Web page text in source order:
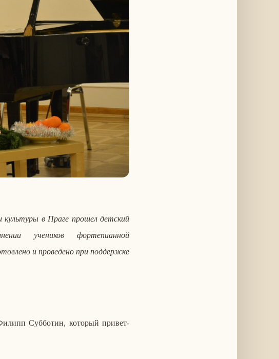
куль­ту­ры в Праге прошел дет­ский
уче­ни­ков фор­те­пи­ан­ной
и про­ве­де­но при под­держ­ке
Суб­бо­тин, ко­то­рый при­вет­